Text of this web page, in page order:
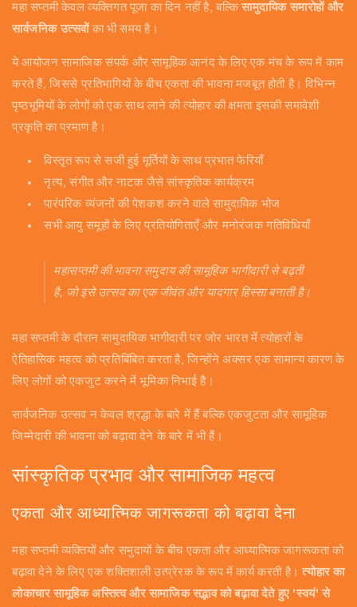
महा सप्तमी केवल व्यक्तिगत पूजा का दिन नहीं है, बल्किसामुदायिक समारोहों और
सार्वजनिक उत्सवों का भी समय है।
ये आयोजन सामाजिक संपर्क और सामूहिक आनंद के लिए एक मंच के रूप में काम
करते हैं, जिससे प्रतिभागियों के बीच एकता की भावना मजबूत होती है। विभिन्न
पृष्ठभूमियों के लोगों को एक साथ लाने की त्योहार की क्षमता इसकी समावेशी
प्रकृति का प्रमाण है।
विस्तृत रूप से सजी हुई मूर्तियों के साथ प्रभात फेरियाँ
नृत्य, संगीत और नाटक जैसे सांस्कृतिक कार्यक्रम
पारंपरिक व्यंजनों की पेशकश करने वाले सामुदायिक भोज
सभी आयु समूहों के लिए प्रतियोगिताएँ और मनोरंजक गतिविधियाँ
महासप्तमी की भावना समुदाय की सामूहिक भागीदारी से बढ़ती
है, जो इसे उत्सव का एक जीवंत और यादगार हिस्सा बनाती है।
महा सप्तमी के दौरान सामुदायिक भागीदारी पर जोर भारत में त्योहारों के
ऐतिहासिक महत्व को प्रतिबिंबित करता है, जिन्होंने अक्सर एक सामान्य कारण के
लिए लोगों को एकजुट करने में भूमिका निभाई है।
सार्वजनिक उत्सव न केवल श्रद्धा के बारे में हैं बल्कि एकजुटता और सामूहिक
जिम्मेदारी की भावना को बढ़ावा देने के बारे में भी हैं।
सांस्कृतिक प्रभाव और सामाजिक महत्व
एकता और आध्यात्मिक जागरूकता को बढ़ावा देना
महा सप्तमी व्यक्तियों और समुदायों के बीच एकता और आध्यात्मिक जागरूकता को
बढ़ावा देने के लिए एक शक्तिशाली उत्प्रेरक के रूप में कार्य करती है।त्योहार का
लोकाचार सामूहिक अस्तित्व और सामाजिक सद्भाव को बढ़ावा देते हुए 'स्वयं' से